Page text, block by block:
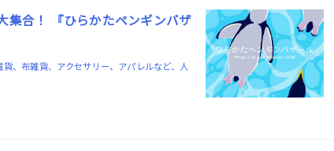
集合！ 『ひらかたペンギンバザ
、布雑貨、アクセサリー、アパレルなど、人